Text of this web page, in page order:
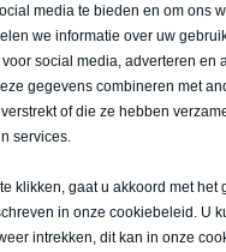
media te bieden en om ons
we informatie over uw
social media, adverteren en
gegevens combineren met
of die ze hebben
services.
klikken, gaat u akkoord met het
in onze cookiebeleid . U
intrekken, dit kan in onze